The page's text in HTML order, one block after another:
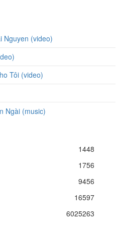
Nguyen (video)
Tôi (video)
Ngài (music)
1448
1756
9456
16597
6025263